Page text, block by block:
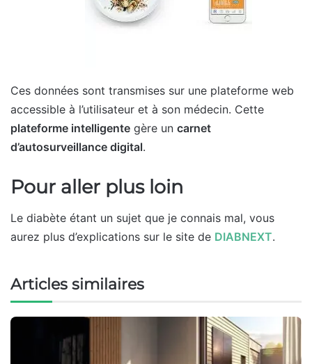
Ces données sont transmises sur une plateforme web
accessible à l’utilisateur et à son médecin. Cette
plateforme intelligente gère un carnet
d’autosurveillance digital.
Pour aller plus loin
Le diabète étant un sujet que je connais mal, vous
aurez plus d’explications sur le site de DIABNEXT.
Articles similaires